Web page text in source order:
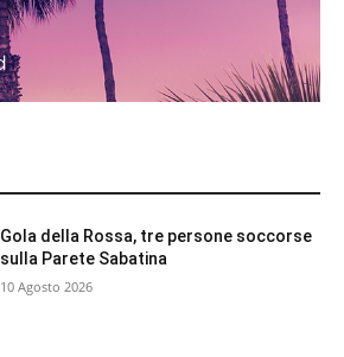
Gola della Rossa, tre persone soccorse
sulla Parete Sabatina
10 Agosto 2026